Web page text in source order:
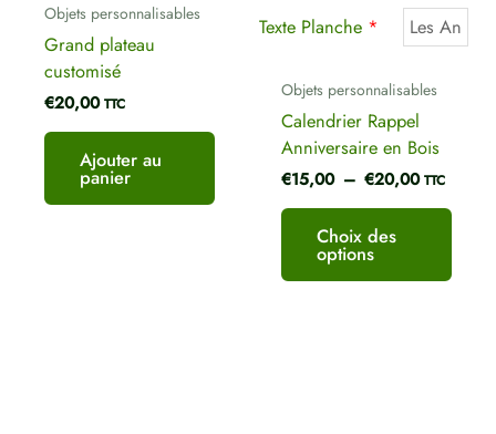
Objets personnalisables
Grand plateau
customisé
€20,00 TTC
Ajouter au
panier
Texte Planche *
Objets personnalisables
Calendrier Rappel
Anniversaire en Bois
€15,00 – €20,00 TTC
Choix des
options
sur